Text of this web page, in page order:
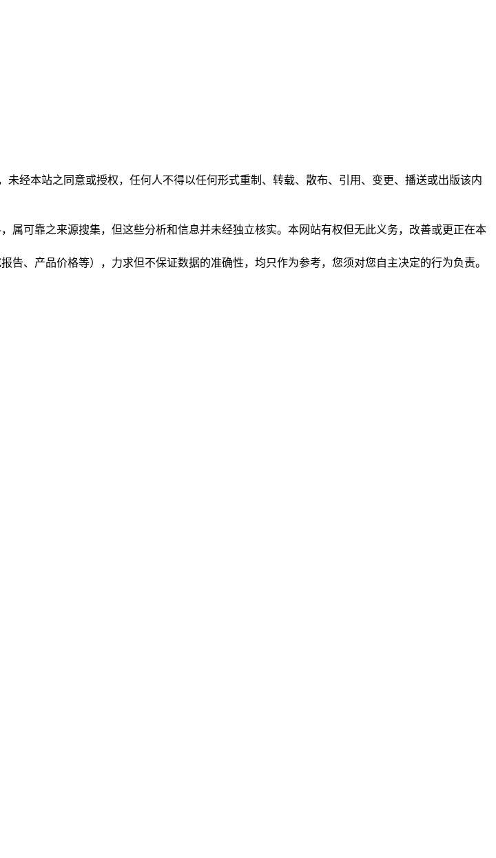
未经本站之同意或授权，任何人不得以任何形式重制、转载、散布、引用、变更、播送或出版该内
属可靠之来源搜集，但这些分析和信息并未经独立核实。本网站有权但无此义务，改善或更正在本
、产品价格等），力求但不保证数据的准确性，均只作为参考，您须对您自主决定的行为负责。